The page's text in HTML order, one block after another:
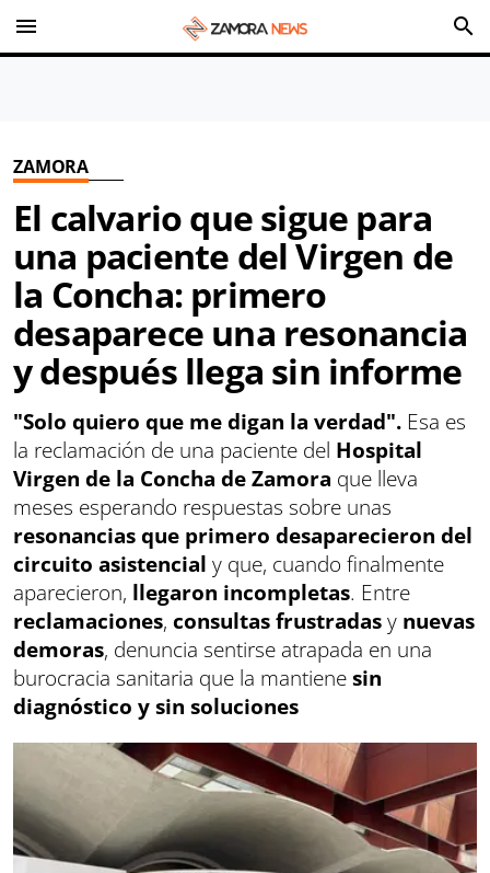
menu search
ZAMORA
El calvario que sigue para
una paciente del Virgen de
la Concha: primero
desaparece una resonancia
y después llega sin informe
"Solo quiero que me digan la verdad". Esa es
la reclamación de una paciente del Hospital
Virgen de la Concha de Zamora que lleva
meses esperando respuestas sobre unas
resonancias que primero desaparecieron del
circuito asistencial y que, cuando finalmente
aparecieron, llegaron incompletas. Entre
reclamaciones, consultas frustradasy nuevas
demoras, denuncia sentirse atrapada en una
burocracia sanitaria que la mantienesin
diagnóstico y sin soluciones